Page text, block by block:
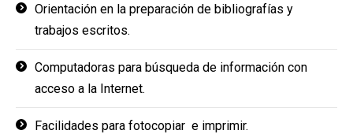
Orientación en la preparación de bibliografías y
trabajos escritos.
Computadoras para búsqueda de información con
acceso a la Internet.
Facilidades para fotocopiar e imprimir.